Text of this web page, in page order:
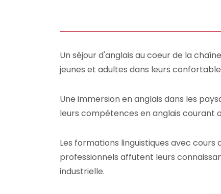
Un séjour d'anglais au coeur de la
jeunes et adultes dans leurs
Une immersion en anglais dans les
leurs compétences en anglais courant
Les formations linguistiques avec
professionnels affutent leurs
industrielle.